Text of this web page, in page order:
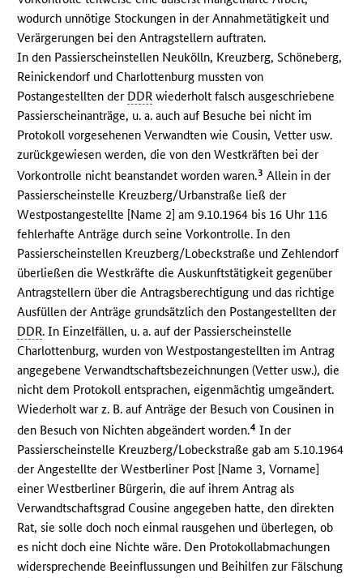
wodurch unnötige Stockungen in der Annahmetätigkeit und
Verärgerungen bei den Antragstellern auftraten.
In den Passierscheinstellen Neukölln, Kreuzberg, Schöneberg,
Reinickendorf und Charlottenburg mussten von
Postangestellten der DDR wiederholt falsch ausgeschriebene
Passierscheinanträge, u. a. auch auf Besuche bei nicht im
Protokoll vorgesehenen Verwandten wie Cousin, Vetter usw.
zurückgewiesen werden, die von den Westkräften bei der
Vorkontrolle nicht beanstandet worden waren.3 Allein in der
Passierscheinstelle Kreuzberg/Urbanstraße ließ der
Westpostangestellte [Name 2] am 9.10.1964 bis 16 Uhr 116
fehlerhafte Anträge durch seine Vorkontrolle. In den
Passierscheinstellen Kreuzberg/Lobeckstraße und Zehlendorf
überließen die Westkräfte die Auskunftstätigkeit gegenüber
Antragstellern über die Antragsberechtigung und das richtige
Ausfüllen der Anträge grundsätzlich den Postangestellten der
DDR. In Einzelfällen, u. a. auf der Passierscheinstelle
Charlottenburg, wurden von Westpostangestellten im Antrag
angegebene Verwandtschaftsbezeichnungen (Vetter usw.), die
nicht dem Protokoll entsprachen, eigenmächtig umgeändert.
Wiederholt war z. B. auf Anträge der Besuch von Cousinen in
den Besuch von Nichten abgeändert worden.4 In der
Passierscheinstelle Kreuzberg/Lobeckstraße gab am 5.10.1964
der Angestellte der Westberliner Post [Name 3, Vorname]
einer Westberliner Bürgerin, die auf ihrem Antrag als
Verwandtschaftsgrad Cousine angegeben hatte, den direkten
Rat, sie solle doch noch einmal rausgehen und überlegen, ob
es nicht doch eine Nichte wäre. Den Protokollabmachungen
widersprechende Beeinflussungen und Beihilfen zur Fälschung